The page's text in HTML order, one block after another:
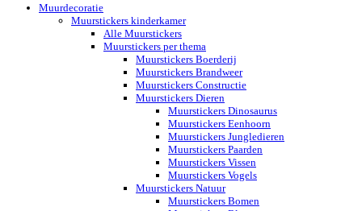
Muurdecoratie
Muurstickers kinderkamer
Alle Muurstickers
Muurstickers per thema
Muurstickers Boerderij
Muurstickers Brandweer
Muurstickers Constructie
Muurstickers Dieren
Muurstickers Dinosaurus
Muurstickers Eenhoorn
Muurstickers Jungledieren
Muurstickers Paarden
Muurstickers Vissen
Muurstickers Vogels
Muurstickers Natuur
Muurstickers Bomen